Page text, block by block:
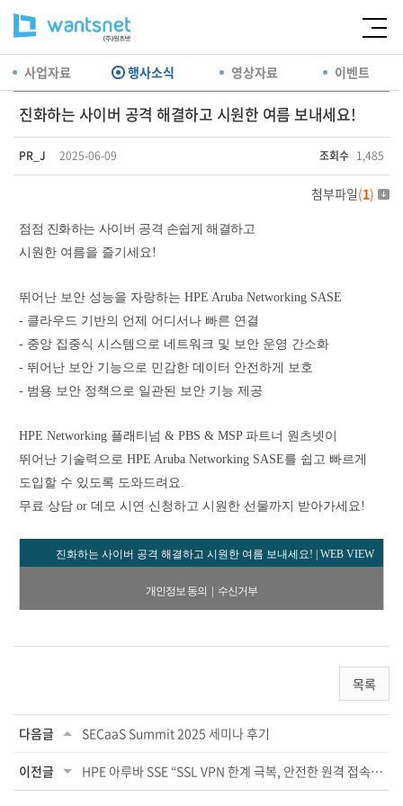
사업자료 행사소식 영상자료 이벤트
진화하는 사이버 공격 해결하고 시원한 여름 보내세요!
PR_J 2025-06-09 조회수 1,485
첨부파일(1)
점점 진화하는 사이버 공격 손쉽게 해결하고
시원한 여름을 즐기세요!
뛰어난 보안 성능을 자랑하는 HPE Aruba Networking SASE
- 클라우드 기반의 언제 어디서나 빠른 연결
- 중앙 집중식 시스템으로 네트워크 및 보안 운영 간소화
- 뛰어난 보안 기능으로 민감한 데이터 안전하게 보호
- 범용 보안 정책으로 일관된 보안 기능 제공
HPE Networking 플래티넘 & PBS & MSP 파트너 원츠넷이
뛰어난 기술력으로 HPE Aruba Networking SASE를 쉽고 빠르게
도입할 수 있도록 도와드려요.
무료 상담 or 데모 시연 신청하고 시원한 선물까지 받아가세요!
진화하는 사이버 공격 해결하고 시원한 여름 보내세요! | WEB VIEW
개인정보 동의 | 수신거부
목록
다음글 SECaaS Summit 2025 세미나 후기
이전글 HPE 아루바 SSE “SSL VPN 한계 극복, 안전한 원격 접속 구현”